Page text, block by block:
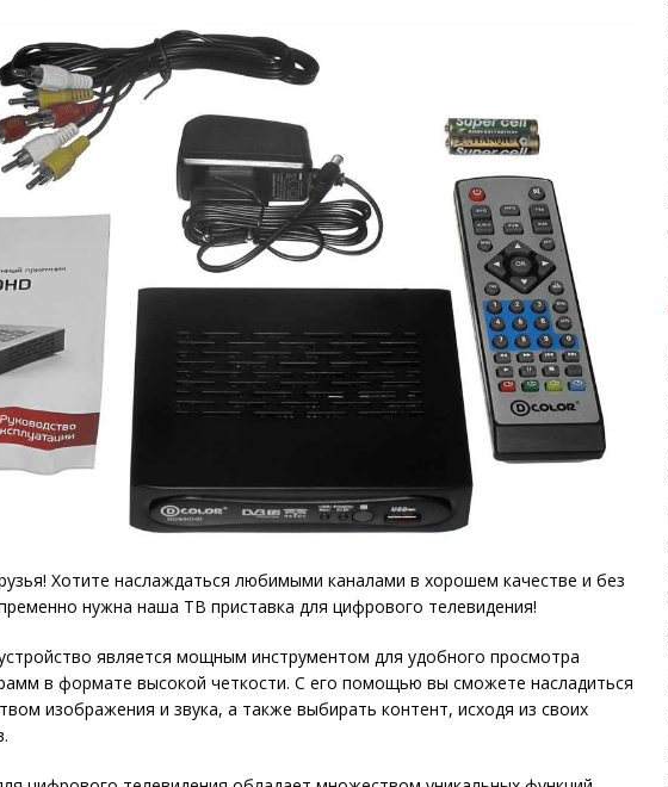
Хотите наслаждаться любимыми каналами в хорошем качестве и без
нужна наша ТВ приставка для цифрового телевидения!
является мощным инструментом для удобного просмотра
в формате высокой четкости. С его помощью вы сможете насладиться
изображения и звука, а также выбирать контент, исходя из своих